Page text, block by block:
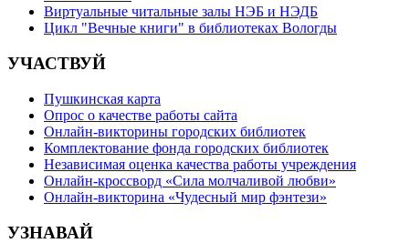
Виртуальные читальные залы НЭБ и НЭДБ
Цикл "Вечные книги" в библиотеках Вологды
УЧАСТВУЙ
Пушкинская карта
Опрос о качестве работы сайта
Онлайн-викторины городских библиотек
Комплектование фонда городских библиотек
Независимая оценка качества работы учреждения
Онлайн-кроссворд «Сила молчаливой любви»
Онлайн-викторина «Чудесный мир фэнтези»
УЗНАВАЙ